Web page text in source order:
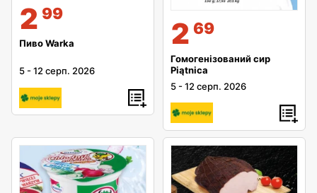
2 99
Пиво Warka
5 -12 серп. 2026
2 69
Гомогенізований сир
Piątnica
5 -12 серп. 2026